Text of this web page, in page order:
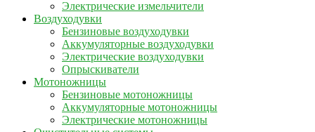
Электрические измельчители
Воздуходувки
Бензиновые воздуходувки
Аккумуляторные воздуходувки
Электрические воздуходувки
Опрыскиватели
Мотоножницы
Бензиновые мотоножницы
Аккумуляторные мотоножницы
Электрические мотоножницы